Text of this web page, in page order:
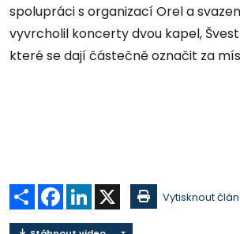
spolupráci s organizací Orel a
vyvrcholil koncerty dvou kapel,
které se dají částečně označit za
Sdílet Facebook
LinkedIn Vytisknout